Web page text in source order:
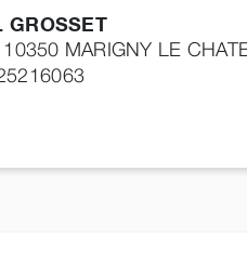
GROSSET
MARIGNY LE